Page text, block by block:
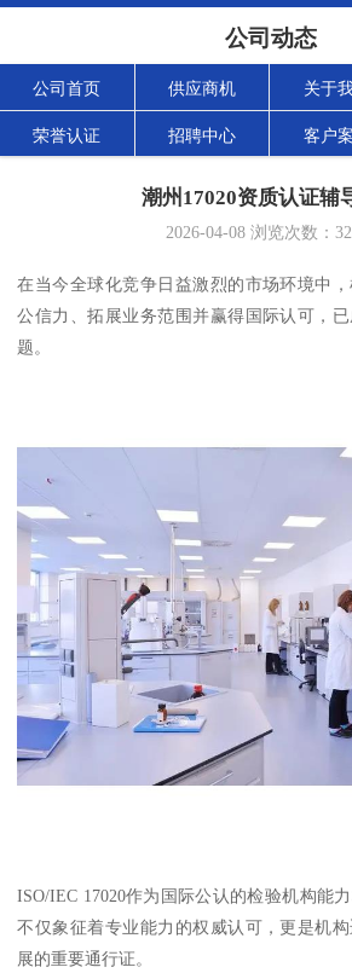
公司动态
公司首页 供应商机 关于
荣誉认证 招聘中心 客户
潮州17020资质认证辅
2026-04-08浏览次数：
在当今全球化竞争日益激烈的市场环境中
公信力、拓展业务范围并赢得国际认可，
题。
ISO/IEC 17020作为国际公认的检验机构能
不仅象征着专业能力的权威认可，更是机
展的重要通行证。